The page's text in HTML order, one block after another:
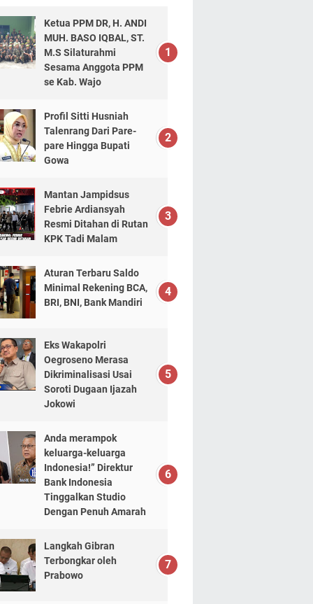
Ketua PPM DR, H. ANDI
MUH. BASO IQBAL, ST.
M.S Silaturahmi
Sesama Anggota PPM
se Kab. Wajo
Profil Sitti Husniah
Talenrang Dari Pare-
pare Hingga Bupati
Gowa
Mantan Jampidsus
Febrie Ardiansyah
Resmi Ditahan di Rutan
KPK Tadi Malam
Aturan Terbaru Saldo
Minimal Rekening BCA,
BRI, BNI, Bank Mandiri
Eks Wakapolri
Oegroseno Merasa
Dikriminalisasi Usai
Soroti Dugaan Ijazah
Jokowi
Anda merampok
keluarga-keluarga
Indonesia!” Direktur
Bank Indonesia
Tinggalkan Studio
Dengan Penuh Amarah
Langkah Gibran
Terbongkar oleh
Prabowo